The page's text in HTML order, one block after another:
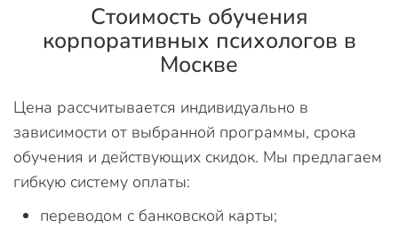
Стоимость обучения
корпоративных психологов в
Москве
Цена рассчитывается индивидуально в
зависимости от выбранной программы, срока
обучения и действующих скидок. Мы предлагаем
гибкую систему оплаты:
переводом с банковской карты;